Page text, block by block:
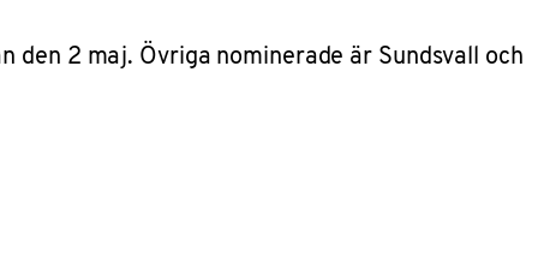
2 maj. Övriga nominerade är Sundsvall och